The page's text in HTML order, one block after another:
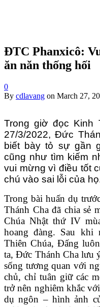
ĐTC Phanxicô:
ăn năn thống hối
0
By cdlavang on March 27,
Trong giờ đọc Kinh
27/3/2022, Đức
biết bày tỏ sự gần
cũng như tìm kiếm
vui mừng vì điều tốt
chú vào sai lỗi của
Trong bài huấn dụ
Thánh Cha đã chia sẻ
Chúa Nhật thứ IV
hoang đàng. Sau khi
Thiên Chúa, Đấng
ta, Đức Thánh Cha lưu
sống tương quan với
chủ, chỉ tuân giữ các
trở nên nghiêm khắc
dụ ngôn – hình ảnh